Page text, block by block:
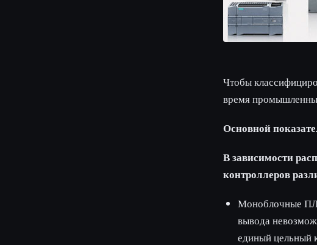
Чтобы
время
Основной
В зависимости
контроллеров
Моноблочные
вывода
единый цельный